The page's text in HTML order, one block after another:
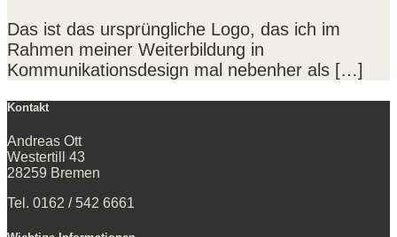
Das ist das ursprüngliche Logo, das ich im
Rahmen meiner Weiterbildung in
Kommunikationsdesign mal nebenher als […]
Kontakt
Andreas Ott
Westertill 43
28259 Bremen
Tel. 0162 / 542 6661